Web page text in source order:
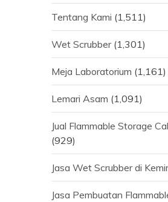
Tentang Kami (1,511)
Wet Scrubber (1,301)
Meja Laboratorium (1,161)
Lemari Asam (1,091)
Jual Flammable Storage
(929)
Jasa Wet Scrubber di
Jasa Pembuatan